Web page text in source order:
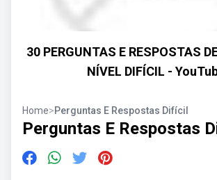
30 PERGUNTAS E RESPOSTAS
NÍVEL DIFÍCIL -
Home>Perguntas E Respostas Difícil
Perguntas E Respostas